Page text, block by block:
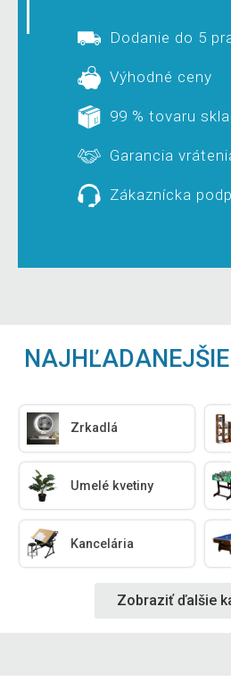
Dodanie do 5
Výhodné ceny
99 % tovaru
Garancia
Zákaznícka
Zrkadlá
Umelé kvetiny
Kancelária
Zobraziť ďalšie